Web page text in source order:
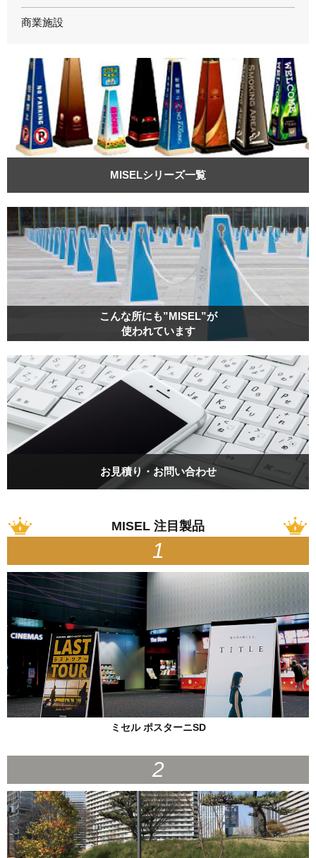
商業施設
MISELシリーズ一覧
こんな所にも”MISEL”が
使われています
お見積り・お問い合わせ
MISEL 注目製品
ミセル ポスターニSD